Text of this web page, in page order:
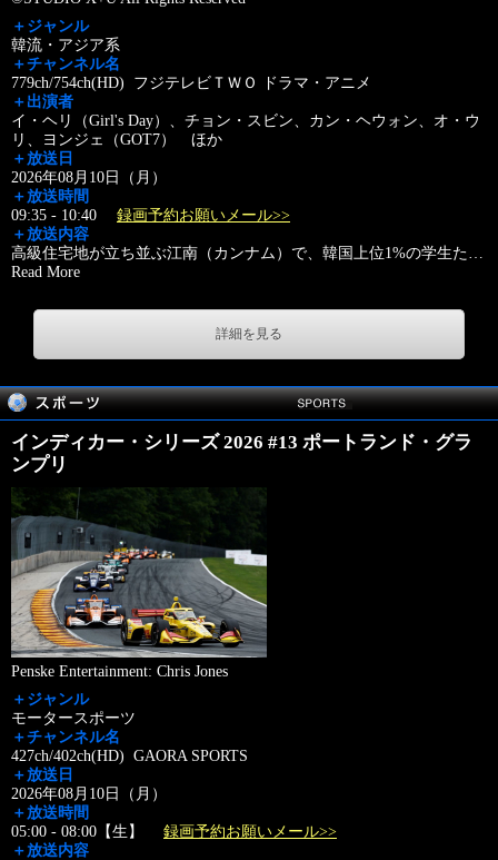
＋ジャンル
韓流・アジア系
＋チャンネル名
779ch/754ch(HD) フジテレビＴＷＯ ドラマ・アニメ
＋出演者
イ・ヘリ（Girl's Day）、チョン・スビン、カン・ヘウォン、オ・ウ
リ、ヨンジェ（GOT7） ほか
＋放送日
2026年08月10日（月）
＋放送時間
09:35 - 10:40 録画予約お願いメール>>
＋放送内容
高級住宅地が立ち並ぶ江南（カンナム）で、韓国上位1%の学生た…
Read More
詳細を見る
インディカー・シリーズ 2026 #13 ポートランド・グラ
ンプリ
Penske Entertainment: Chris Jones
＋ジャンル
モータースポーツ
＋チャンネル名
427ch/402ch(HD) GAORA SPORTS
＋放送日
2026年08月10日（月）
＋放送時間
05:00 - 08:00【生】 録画予約お願いメール>>
＋放送内容